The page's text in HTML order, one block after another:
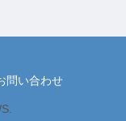
問い合わせ